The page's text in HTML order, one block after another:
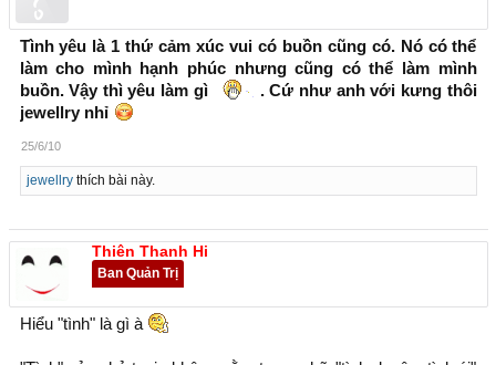
Tình yêu là 1 thứ cảm xúc vui có buồn cũng có. Nó có thể
làm cho mình hạnh phúc nhưng cũng có thể làm mình
buồn. Vậy thì yêu làm gì
. Cứ như anh với kưng thôi
jewellry nhỉ
25/6/10
jewellrythích bài này.
Thiên Thanh Hi
Ban Quản Trị
Hiểu "tình" là gì à